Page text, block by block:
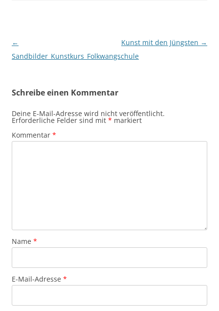
Beitragsnavigation
←
Sandbilder_Kunstkurs_Folkwangschule
Kunst mit den Jüngsten →
Schreibe einen Kommentar
Deine E-Mail-Adresse wird nicht veröffentlicht.
Erforderliche Felder sind mit * markiert
Kommentar *
Name *
E-Mail-Adresse *